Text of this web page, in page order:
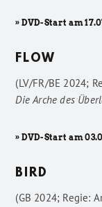
» DVD-Start am
FLOW
(LV/FR/BE 2024;
Die Arche des
» DVD-Start am
BIRD
(GB 2024; Regie: